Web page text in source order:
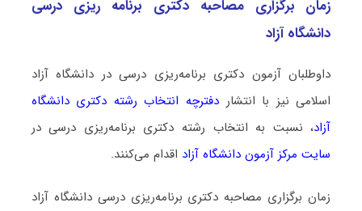
زمان برگزاری مصاحبه دکتری برنامه ‌ریزی درسی
دانشگاه آزاد
داوطلبان آزمون دکتری برنامه‌ریزی درسی در دانشگاه آزاد
اسلامی نیز با انتشار دفترچه انتخاب رشته دکتری دانشگاه
آزاد، نسبت به انتخاب رشته دکتری برنامه‌ریزی درسی در
سایت مرکز آزمون دانشگاه آزاد اقدام می‌کنند.
زمان برگزاری مصاحبه دکتری برنامه‌ریزی درسی دانشگاه آزاد